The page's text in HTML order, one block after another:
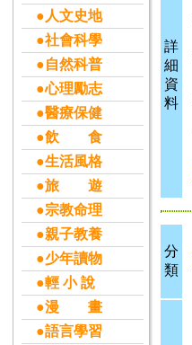
●人文史地
●社會科學
●自然科普
●心理勵志
●醫療保健
●飲 食
●生活風格
●旅 遊
●宗教命理
●親子教養
●少年讀物
●輕 小 說
●漫 畫
●語言學習
詳
細
資
料
分
類